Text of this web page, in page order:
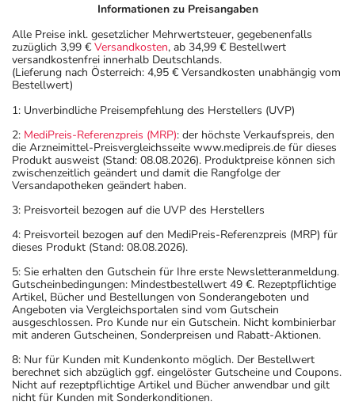
Informationen zu Preisangaben
Alle Preise inkl. gesetzlicher Mehrwertsteuer, gegebenenfalls
zuzüglich 3,99 € Versandkosten, ab 34,99 € Bestellwert
versandkostenfrei innerhalb Deutschlands.
(Lieferung nach Österreich: 4,95 € Versandkosten unabhängig vom
Bestellwert)
1: Unverbindliche Preisempfehlung des Herstellers (UVP)
2: MediPreis-Referenzpreis (MRP): der höchste Verkaufspreis, den
die Arzneimittel-Preisvergleichsseite www.medipreis.de für dieses
Produkt ausweist (Stand: 08.08.2026). Produktpreise können sich
zwischenzeitlich geändert und damit die Rangfolge der
Versandapotheken geändert haben.
3: Preisvorteil bezogen auf die UVP des Herstellers
4: Preisvorteil bezogen auf den MediPreis-Referenzpreis (MRP) für
dieses Produkt (Stand: 08.08.2026).
5: Sie erhalten den Gutschein für Ihre erste Newsletteranmeldung.
Gutscheinbedingungen: Mindestbestellwert 49 €. Rezeptpflichtige
Artikel, Bücher und Bestellungen von Sonderangeboten und
Angeboten via Vergleichsportalen sind vom Gutschein
ausgeschlossen. Pro Kunde nur ein Gutschein. Nicht kombinierbar
mit anderen Gutscheinen, Sonderpreisen und Rabatt-Aktionen.
8: Nur für Kunden mit Kundenkonto möglich. Der Bestellwert
berechnet sich abzüglich ggf. eingelöster Gutscheine und Coupons.
Nicht auf rezeptpflichtige Artikel und Bücher anwendbar und gilt
nicht für Kunden mit Sonderkonditionen.